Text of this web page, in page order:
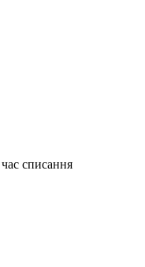
час списання